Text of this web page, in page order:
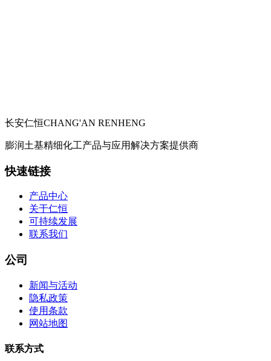
长安仁恒CHANG'AN RENHENG
膨润土基精细化工产品与应用解决方案提供商
快速链接
产品中心
关于仁恒
可持续发展
联系我们
公司
新闻与活动
隐私政策
使用条款
网站地图
联系方式